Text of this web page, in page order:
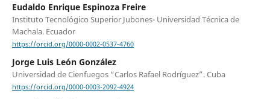
Eudaldo Enrique Espinoza Freire
Instituto Tecnológico Superior Jubones- Universidad Técnica de
Machala. Ecuador
https://orcid.org/0000-0002-0537-4760
Jorge Luis León González
Universidad de Cienfuegos “Carlos Rafael Rodríguez”. Cuba
https://orcid.org/0000-0003-2092-4924